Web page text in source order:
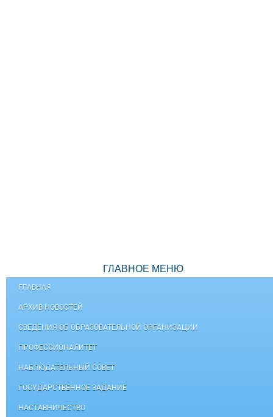
ГЛАВНОЕ МЕНЮ
ГЛАВНАЯ
АРХИВ НОВОСТЕЙ
СВЕДЕНИЯ ОБ ОБРАЗОВАТЕЛЬНОЙ ОРГАНИЗАЦИИ
ПРОФЕССИОНАЛИТЕТ
НАБЛЮДАТЕЛЬНЫЙ СОВЕТ
ГОСУДАРСТВЕННОЕ ЗАДАНИЕ
НАСТАВНИЧЕСТВО